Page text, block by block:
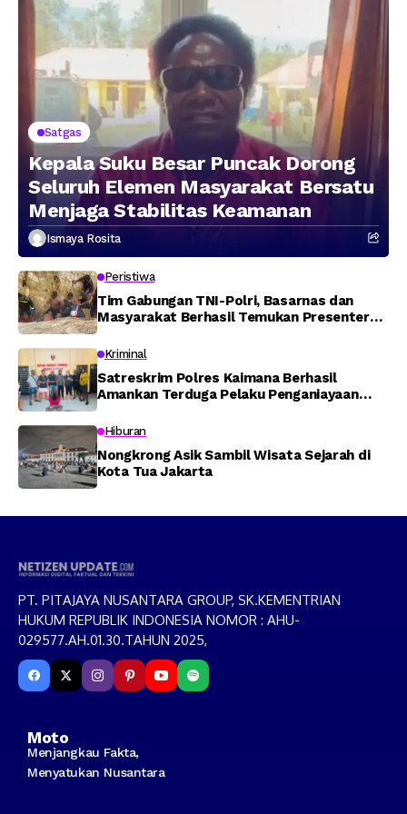
Satgas
Kepala Suku Besar Puncak Dorong
Seluruh Elemen Masyarakat Bersatu
Menjaga Stabilitas Keamanan
Ismaya Rosita
Peristiwa
Tim Gabungan TNI-Polri, Basarnas dan
Masyarakat Berhasil Temukan Presenter
Memti
Kriminal
Satreskrim Polres Kaimana Berhasil
Amankan Terduga Pelaku Penganiayaan
Hiburan
Nongkrong Asik Sambil Wisata Sejarah di
Kota Tua Jakarta
PT. PITAJAYA NUSANTARA GROUP, SK.KEMENTRIAN
HUKUM REPUBLIK INDONESIA NOMOR : AHU-
029577.AH.01.30.TAHUN 2025,
Moto
Menjangkau Fakta,
Menyatukan Nusantara